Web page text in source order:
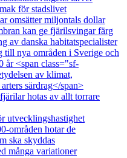
för stadslivet
omsätter miljontals dollar
kan ge fjärilsvingar färg
av danska habitatspecialister
till nya områden i Sverige och
år <span class="sf-
av klimat,
särdrag</span>
hotas av allt torrare
utvecklingshastighet
områden hotar de
ska skyddas
många variationer